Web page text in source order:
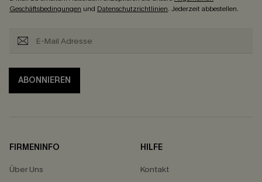
Geschäftsbedingungen und Datenschutzrichtlinien. Jederzeit abbestellen.
ABONNIEREN
FIRMENINFO
Über Uns
HILFE
Kontakt